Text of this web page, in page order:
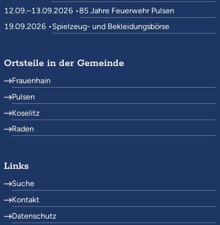
12.09.–13.09.2026 •85 Jahre Feuerwehr Pulsen
19.09.2026 •Spielzeug- und Bekleidungsbörse
Ortsteile in der Gemeinde
Frauenhain
Pulsen
Koselitz
Raden
Links
Suche
Kontakt
Datenschutz